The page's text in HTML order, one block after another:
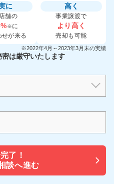
に
舗の
※に
せが来る
高く
事業譲渡で
より高く
売却も可能
※2022年4月～2023年3月末の実績
密は厳守いたします
完了！
談へ進む